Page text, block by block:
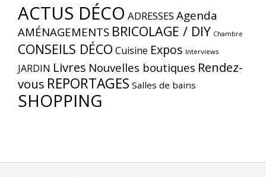
ACTUS DÉCO ADRESSES Agenda
AMÉNAGEMENTS BRICOLAGE / DIY Chambre
CONSEILS DÉCO Cuisine Expos Interviews
JARDIN Livres Nouvelles boutiques Rendez-
vous REPORTAGES Salles de bains
SHOPPING